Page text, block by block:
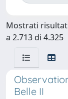
Mostrati
a 2.713 di 4.325
Belle II